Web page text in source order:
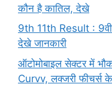
कौन है कातिल, देखे
9th 11th Result : 9वी
देखे जानकारी
ऑटोमोबाइल सेक्टर में
Curvv, लक्जरी फीचर्स